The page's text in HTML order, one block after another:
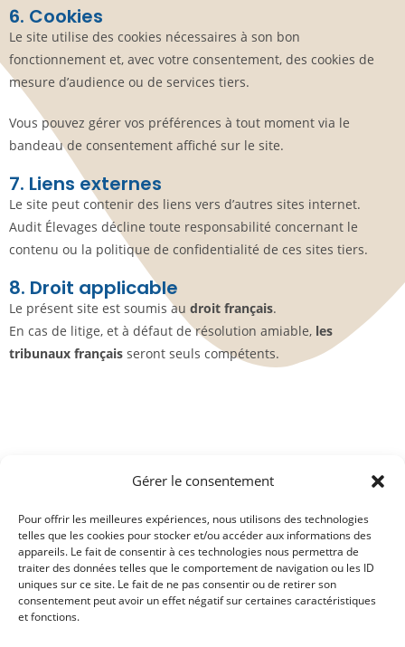
Gérer le consentement
Pour offrir les meilleures expériences, nous utilisons des technologies
telles que les cookies pour stocker et/ou accéder aux informations des
appareils. Le fait de consentir à ces technologies nous permettra de
traiter des données telles que le comportement de navigation ou les ID
uniques sur ce site. Le fait de ne pas consentir ou de retirer son
consentement peut avoir un effet négatif sur certaines caractéristiques
et fonctions.
6. Cookies
Le site utilise des cookies nécessaires à son bon
fonctionnement et, avec votre consentement, des cookies de
mesure d’audience ou de services tiers.
Vous pouvez gérer vos préférences à tout moment via le
bandeau de consentement affiché sur le site.
7. Liens externes
Le site peut contenir des liens vers d’autres sites internet.
Audit Élevages décline toute responsabilité concernant le
contenu ou la politique de confidentialité de ces sites tiers.
8. Droit applicable
Le présent site est soumis au droit français.
En cas de litige, et à défaut de résolution amiable, les
tribunaux français seront seuls compétents.
Votre contrôle
laitier partout
en France
contact@auditele
vages.fr
Mentions
légales
Politique de